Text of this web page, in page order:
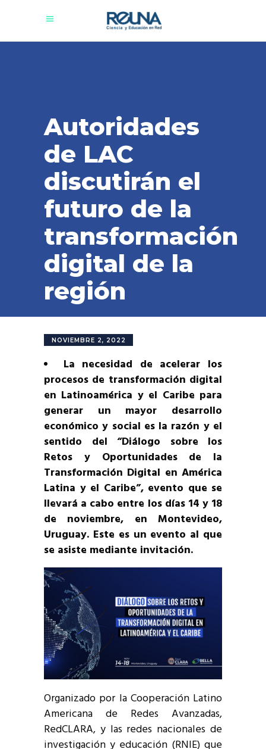
Autoridades
de LAC
discutirán el
futuro de la
transformación
digital de la
región
NOVIEMBRE 2, 2022
La necesidad de acelerar los
procesos de transformación digital
en Latinoamérica y el Caribe para
generar un mayor desarrollo
económico y social es la razón y el
sentido del “Diálogo sobre los
Retos y Oportunidades de la
Transformación Digital en América
Latina y el Caribe”, evento que se
llevará a cabo entre los días 14 y 18
de noviembre, en Montevideo,
Uruguay. Este es un evento al que
se asiste mediante invitación.
Organizado por la Cooperación Latino
Americana de Redes Avanzadas,
RedCLARA, y las redes nacionales de
investigación y educación (RNIE) que